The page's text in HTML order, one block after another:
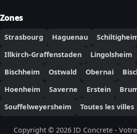
Zones
Strasbourg Haguenau
Illkirch-Graffenstaden
Lingolsheim
Bischheim
Ostwald Obernai
Hoenheim
Saverne Erstein
Souffelweyersheim
Toutes les villes
Copyright © 2026 ID Concrete -